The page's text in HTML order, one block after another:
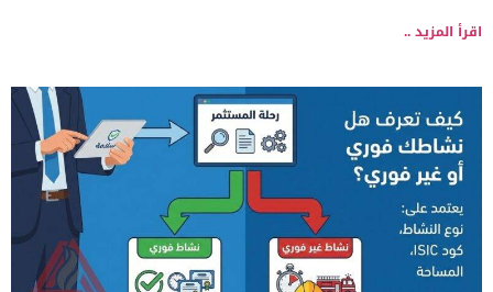
اقرأ المزيد ..